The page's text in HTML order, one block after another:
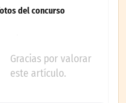
del concurso
Gracias por valorar
este artículo.